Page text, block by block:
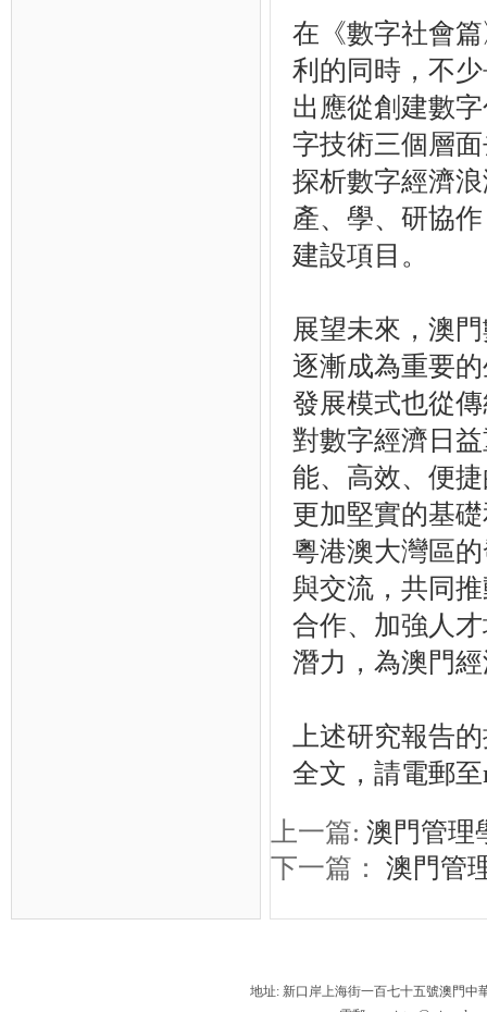
在《數字社會
利的同時，不
出應從創建數
字技術三個層
探析數字經濟
產、學、研協
建設項目。
展望未來，澳
逐漸成為重要
發展模式也從
對數字經濟日
能、高效、便
更加堅實的基
粵港澳大灣區
與交流，共同
合作、加強人
潛力，為澳門
上述研究報告
全文，請電郵至
上一篇: 澳門管理
下一篇： 澳門管
地址: 新口岸上海街一百七十五號澳門中